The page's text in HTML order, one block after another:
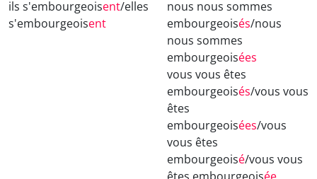
ils s'embourgeoisent/elles
s'embourgeoisent
nous nous sommes
embourgeoisés/nous
nous sommes
embourgeoisées
vous vous êtes
embourgeoisés/vous vous
êtes
embourgeoisées/vous
vous êtes
embourgeoisé/vous vous